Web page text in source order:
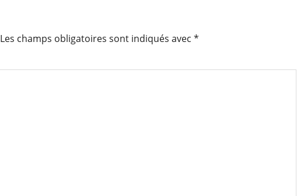
Les champs obligatoires sont indiqués avec *